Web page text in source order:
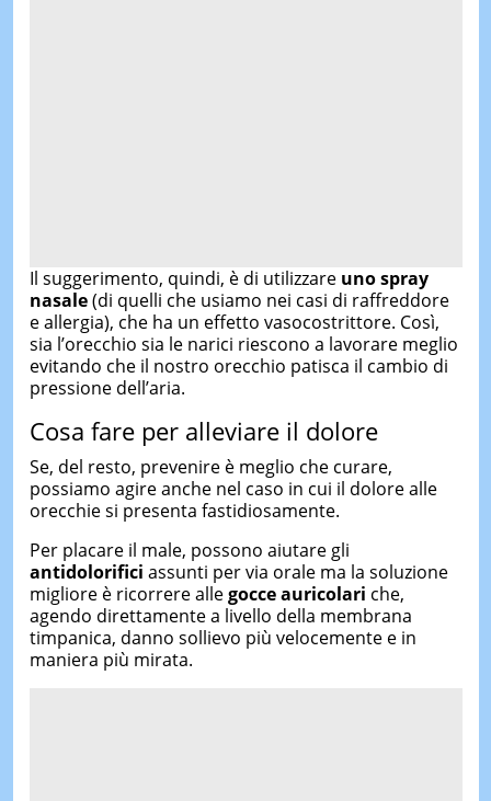
Il suggerimento, quindi, è di utilizzare uno spray
nasale(di quelli che usiamo nei casi di raffreddore
e allergia), che ha un effetto vasocostrittore. Così,
sia l’orecchio sia le narici riescono a lavorare meglio
evitando che il nostro orecchio patisca il cambio di
pressione dell’aria.
Cosa fare per alleviare il dolore
Se, del resto, prevenire è meglio che curare,
possiamo agire anche nel caso in cui il dolore alle
orecchie si presenta fastidiosamente.
Per placare il male, possono aiutare gli
antidolorifici assunti per via orale ma la soluzione
migliore è ricorrere allegocce auricolari che,
agendo direttamente a livello della membrana
timpanica, danno sollievo più velocemente e in
maniera più mirata.